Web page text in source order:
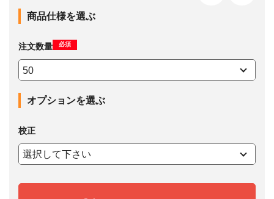
商品仕様を選ぶ
注文数量 必須
オプションを選ぶ
校正